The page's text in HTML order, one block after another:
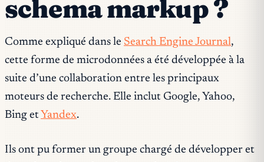
schema markup ?
Comme expliqué dans le Search Engine Journal,
cette forme de microdonnées a été développée à la
suite d’une collaboration entre les principaux
moteurs de recherche. Elle inclut Google, Yahoo,
Bing et Yandex.
Ils ont pu former un groupe chargé de développer et